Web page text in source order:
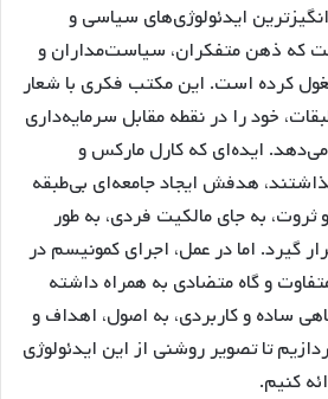
ایدئولوژی‌های سیاسی و
که ذهن متفکران، سیاست‌مداران و
کرده است. این مکتب فکری با شعار
خود را در نقطه مقابل سرمایه‌داری
ایده‌ای که کارل مارکس و
هدفش ایجاد جامعه‌ای بی‌طبقه
و ثروت، به جای مالکیت فردی، به طور
گیرد. اما در عمل، اجرای کمونیسم در
و گاه متضادی به همراه داشته
ساده و کاربردی، به اصول، اهداف و
تا تصویر روشنی از این ایدئولوژی
کنیم.